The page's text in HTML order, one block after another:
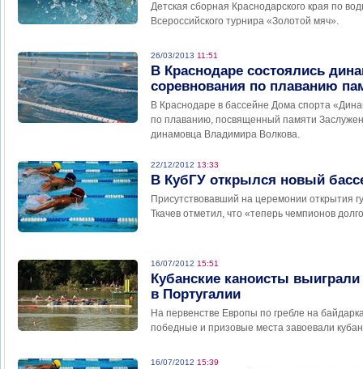
Детская сборная Краснодарского края по
Всероссийского турнира «Золотой мяч».
26/03/2013 11:51
В Краснодаре состоялись
соревнования по плаванию
В Краснодаре в бассейне Дома спорта
по плаванию, посвященный памяти
динамовца Владимира Волкова.
22/12/2012 13:33
В КубГУ открылся новый
Присутствовавший на церемонии открытия
Ткачев отметил, что «теперь чемпионов
16/07/2012 15:51
Кубанские каноисты
в Португалии
На первенстве Европы по гребле на
победные и призовые места завоевали
16/07/2012 15:39